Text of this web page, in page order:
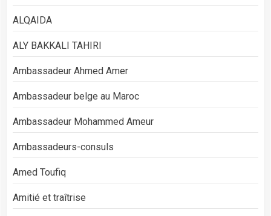
ALQAIDA
ALY BAKKALI TAHIRI
Ambassadeur Ahmed Amer
Ambassadeur belge au Maroc
Ambassadeur Mohammed Ameur
Ambassadeurs-consuls
Amed Toufiq
Amitié et traîtrise